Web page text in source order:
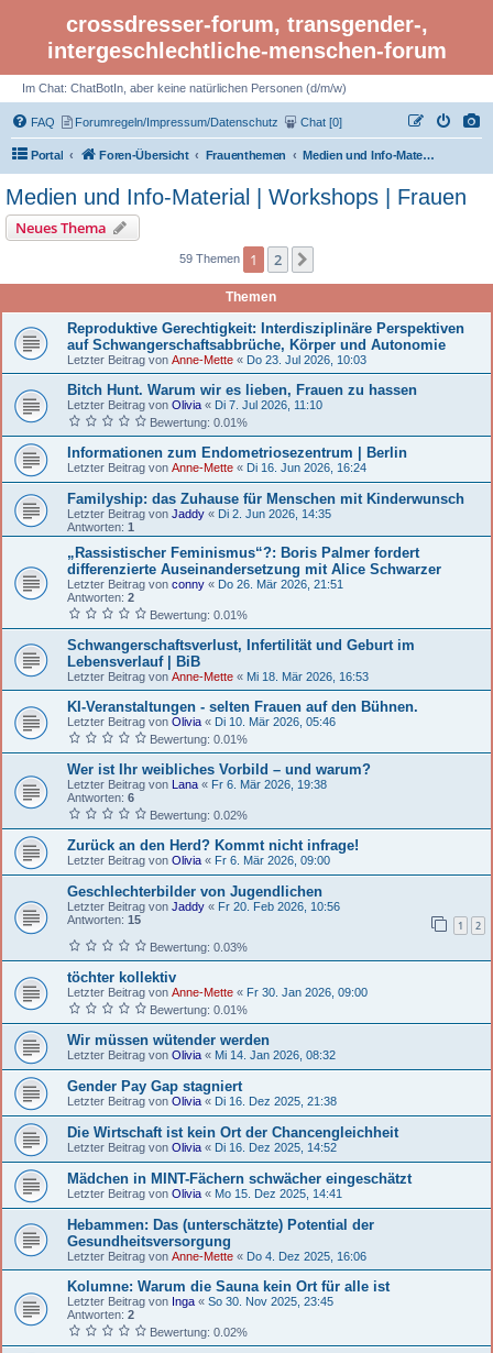
crossdresser-forum, transgender-,
intergeschlechtliche-menschen-forum
Im Chat: ChatBotIn, aber keine natürlichen Personen (d/m/w)
FAQ Forumregeln/Impressum/Datenschutz Chat [0]
Portal Foren-Übersicht Frauenthemen Medien und Info-Material | Workshops | Frauen
Medien und Info-Material | Workshops | Frauen
Neues Thema
59 Themen 1 2
Themen
Reproduktive Gerechtigkeit: Interdisziplinäre Perspektiven
auf Schwangerschaftsabbrüche, Körper und Autonomie
Letzter Beitrag von Anne-Mette « Do 23. Jul 2026, 10:03
Bitch Hunt. Warum wir es lieben, Frauen zu hassen
Letzter Beitrag von Olivia « Di 7. Jul 2026, 11:10
Bewertung: 0.01%
Informationen zum Endometriosezentrum | Berlin
Letzter Beitrag von Anne-Mette « Di 16. Jun 2026, 16:24
Familyship: das Zuhause für Menschen mit Kinderwunsch
Letzter Beitrag von Jaddy « Di 2. Jun 2026, 14:35
Antworten: 1
„Rassistischer Feminismus“?: Boris Palmer fordert
differenzierte Auseinandersetzung mit Alice Schwarzer
Letzter Beitrag von conny « Do 26. Mär 2026, 21:51
Antworten: 2
Bewertung: 0.01%
Schwangerschaftsverlust, Infertilität und Geburt im
Lebensverlauf | BiB
Letzter Beitrag von Anne-Mette « Mi 18. Mär 2026, 16:53
KI-Veranstaltungen - selten Frauen auf den Bühnen.
Letzter Beitrag von Olivia « Di 10. Mär 2026, 05:46
Bewertung: 0.01%
Wer ist Ihr weibliches Vorbild – und warum?
Letzter Beitrag von Lana « Fr 6. Mär 2026, 19:38
Antworten: 6
Bewertung: 0.02%
Zurück an den Herd? Kommt nicht infrage!
Letzter Beitrag von Olivia « Fr 6. Mär 2026, 09:00
Geschlechterbilder von Jugendlichen
Letzter Beitrag von Jaddy « Fr 20. Feb 2026, 10:56
Antworten: 15 1 2
Bewertung: 0.03%
töchter kollektiv
Letzter Beitrag von Anne-Mette « Fr 30. Jan 2026, 09:00
Bewertung: 0.01%
Wir müssen wütender werden
Letzter Beitrag von Olivia « Mi 14. Jan 2026, 08:32
Gender Pay Gap stagniert
Letzter Beitrag von Olivia « Di 16. Dez 2025, 21:38
Die Wirtschaft ist kein Ort der Chancengleichheit
Letzter Beitrag von Olivia « Di 16. Dez 2025, 14:52
Mädchen in MINT-Fächern schwächer eingeschätzt
Letzter Beitrag von Olivia « Mo 15. Dez 2025, 14:41
Hebammen: Das (unterschätzte) Potential der
Gesundheitsversorgung
Letzter Beitrag von Anne-Mette « Do 4. Dez 2025, 16:06
Kolumne: Warum die Sauna kein Ort für alle ist
Letzter Beitrag von Inga « So 30. Nov 2025, 23:45
Antworten: 2
Bewertung: 0.02%